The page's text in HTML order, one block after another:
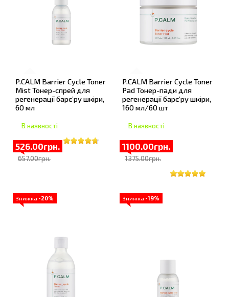
P.CALM Barrier Cycle Toner
Mist Тонер-спрей для
регенерації барє’ру шкіри,
60 мл
В наявності
526.00грн.
657.00грн.
P.CALM Barrier Cycle Toner
Pad Тонер-пади для
регенерації барє’ру шкіри,
160 мл/60 шт
В наявності
1100.00грн.
1375.00грн.
Знижка -20% Знижка -19%